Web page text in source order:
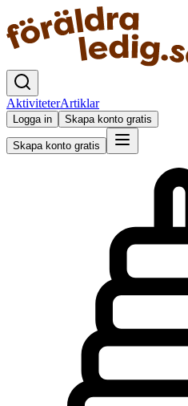
AktiviteterArtiklar
Logga in Skapa konto gratis
Skapa konto gratis